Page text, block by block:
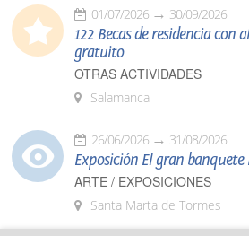
01/07/2026 30/09/2026
122 Becas de residencia
gratuito
OTRAS ACTIVIDADES
Salamanca
26/06/2026 31/08/2026
Exposición El gran banquete
ARTE / EXPOSICIONES
Santa Marta de Tormes